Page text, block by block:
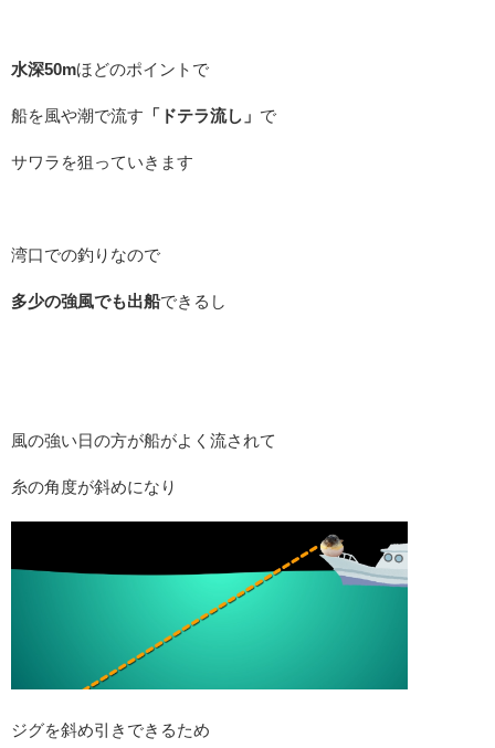
水深50mほどのポイントで
船を風や潮で流す 「ドテラ流し」 で
サワラを狙っていきます
湾口での釣りなので
多少の強風でも出船できるし
風の強い日の方が船がよく流されて
糸の角度が斜めになり
ジグを斜め引きできるため